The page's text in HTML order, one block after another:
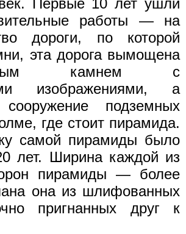
Первые 10 лет ушли
работы — на
дороги, по которой
эта дорога вымощена
камнем с
изображениями, а
подземных
где стоит пирамида.
самой пирамиды было
лет. Ширина каждой из
пирамиды — более
она из шлифованных
пригнанных друг к